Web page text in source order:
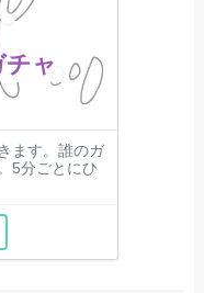
ャ
ます。誰のガ
5分ごとにひ